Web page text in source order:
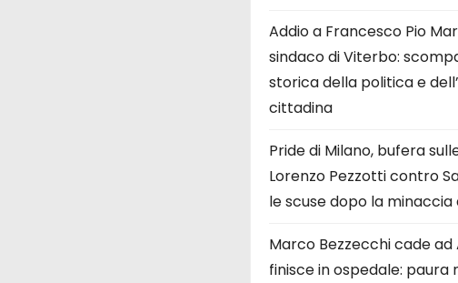
Addio a Francesco Pio
sindaco di Viterbo:
storica della politica e
cittadina
Pride di Milano, bufera
Lorenzo Pezzotti contro
le scuse dopo la minaccia
Marco Bezzecchi cade ad
finisce in ospedale: paura